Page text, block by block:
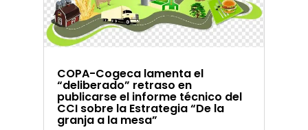
COPA-Cogeca lamenta el
“deliberado” retraso en
publicarse el informe técnico del
CCI sobre la Estrategia “De la
granja a la mesa”